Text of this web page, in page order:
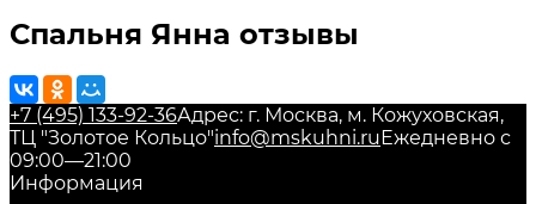
Спальня Янна отзывы
+7 (495) 133-92-36Адрес: г. Москва, м. Кожуховская,
ТЦ "Золотое Кольцо"info@mskuhni.ru Ежедневно с
09:00—21:00
Информация